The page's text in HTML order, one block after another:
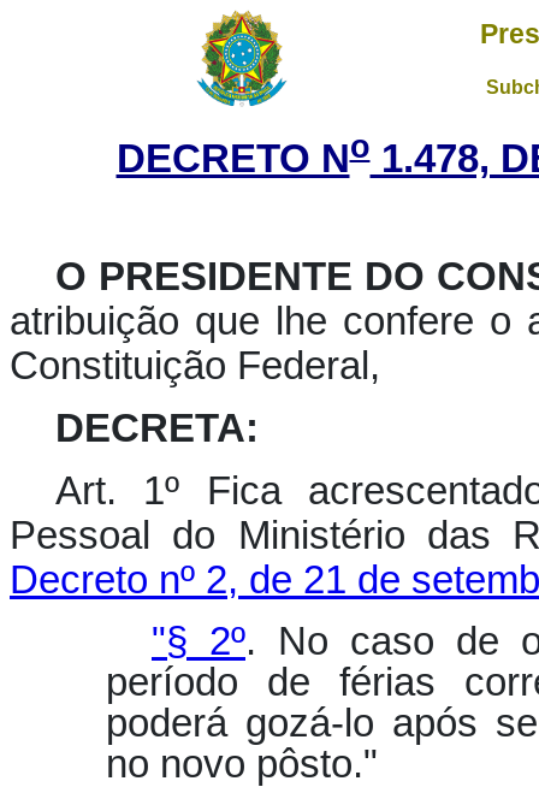
DECRETO No1.478,
O PRESIDENTE DO
atribuição que lhe confere o
Constituição Federal,
DECRETA:
Art. 1º Fica
Pessoal do Ministério das
Decreto nº 2, de 21 de
"§ 2º. No caso de
período de férias
poderá gozá-lo após
no novo pôsto."